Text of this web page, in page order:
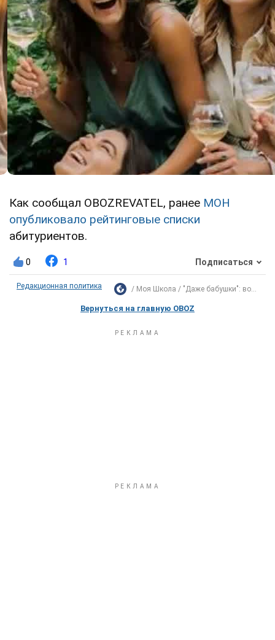
Как сообщал OBOZREVATEL, ранее МОН
опубликовало рейтинговые списки
абитуриентов.
0 1 Подписаться
Редакционная политика Моя Школа "Даже бабушки": во...
Вернуться на главную OBOZ